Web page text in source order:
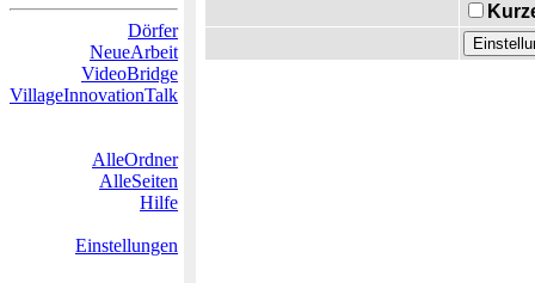
Dörfer
NeueArbeit
VideoBridge
VillageInnovationTalk
AlleOrdner
AlleSeiten
Hilfe
Einstellungen